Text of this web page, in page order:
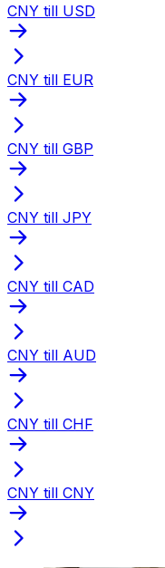
CNY till USD
CNY till EUR
CNY till GBP
CNY till JPY
CNY till CAD
CNY till AUD
CNY till CHF
CNY till CNY